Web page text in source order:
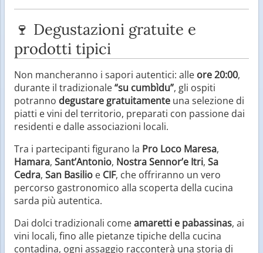
🍷 Degustazioni gratuite e
prodotti tipici
Non mancheranno i sapori autentici: alle ore 20:00,
durante il tradizionale“su cumbìdu”, gli ospiti
potranno degustare gratuitamente una selezione di
piatti e vini del territorio, preparati con passione dai
residenti e dalle associazioni locali.
Tra i partecipanti figurano la Pro Loco Maresa,
Hamara, Sant’Antonio, Nostra Sennor’e Itri, Sa
Cedra, San Basilio e CIF, che offriranno un vero
percorso gastronomico alla scoperta della cucina
sarda più autentica.
Dai dolci tradizionali comeamaretti e pabassinas, ai
vini locali, fino alle pietanze tipiche della cucina
contadina, ogni assaggio racconterà una storia di